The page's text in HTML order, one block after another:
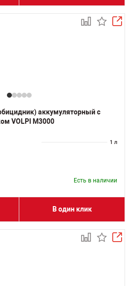
аккумуляторный с
VOLPI M3000
1 л
Есть в наличии
В один клик